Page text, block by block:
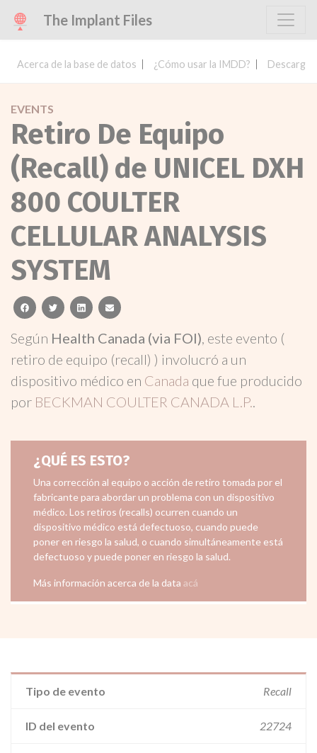
The Implant Files
Acerca de la base de datos ¿Cómo usar la IMDD? Descargar
EVENTS
Retiro De Equipo
(Recall) de UNICEL DXH
800 COULTER
CELLULAR ANALYSIS
SYSTEM
facebooktwitterlinkedinemail
Según Health Canada (via FOI), este evento (
retiro de equipo (recall) ) involucró a un
dispositivo médico en Canada que fue producido
por BECKMAN COULTER CANADA L.P..
¿QUÉ ES ESTO?
Una corrección al equipo o acción de retiro tomada por el
fabricante para abordar un problema con un dispositivo
médico. Los retiros (recalls) ocurren cuando un
dispositivo médico está defectuoso, cuando puede
poner en riesgo la salud, o cuando simultáneamente está
defectuoso y puede poner en riesgo la salud.
Más información acerca de la data acá
Tipo de evento Recall
ID del evento 22724